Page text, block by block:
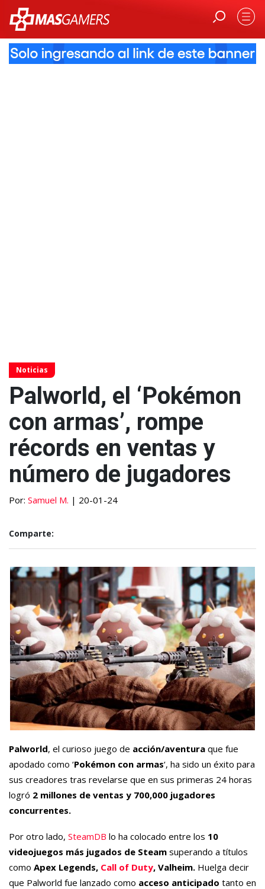
Noticias
Palworld, el ‘Pokémon
con armas’, rompe
récords en ventas y
número de jugadores
Por: Samuel M. | 20-01-24
Comparte:
Palworld, el curioso juego de acción/aventura que fue
apodado como ‘Pokémon con armas‘, ha sido un éxito para
sus creadores tras revelarse que en sus primeras 24 horas
logró 2 millones de ventas y 700,000 jugadores
concurrentes.
Por otro lado, SteamDB lo ha colocado entre los 10
videojuegos más jugados de Steam superando a títulos
como Apex Legends, Call of Duty, Valheim. Huelga decir
que Palworld fue lanzado como acceso anticipado tanto en